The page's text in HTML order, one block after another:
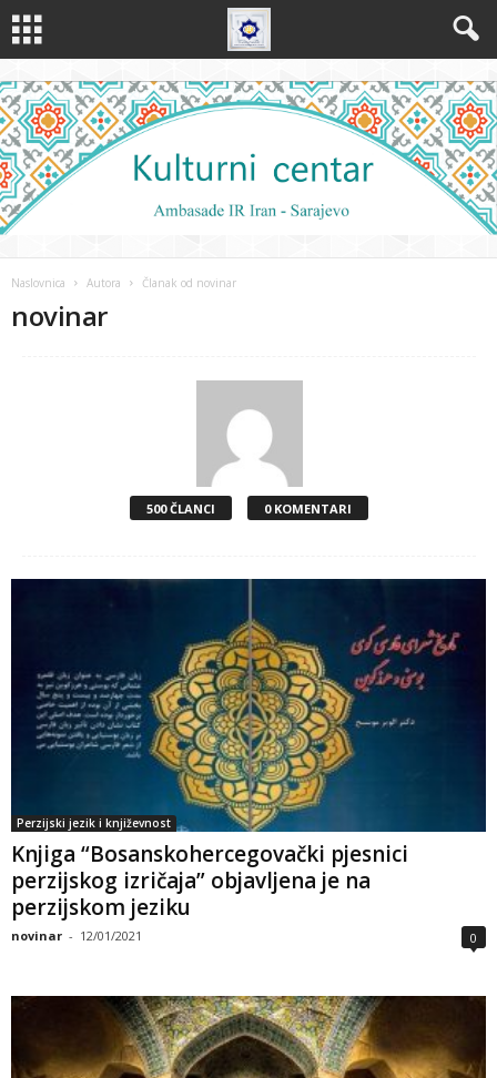
Naslovnica Autora Članak od novinar
novinar
500 ČLANCI 0 KOMENTARI
Perzijski jezik i književnost
Knjiga “Bosanskohercegovački pjesnici
perzijskog izričaja” objavljena je na
perzijskom jeziku
novinar - 12/01/2021 0